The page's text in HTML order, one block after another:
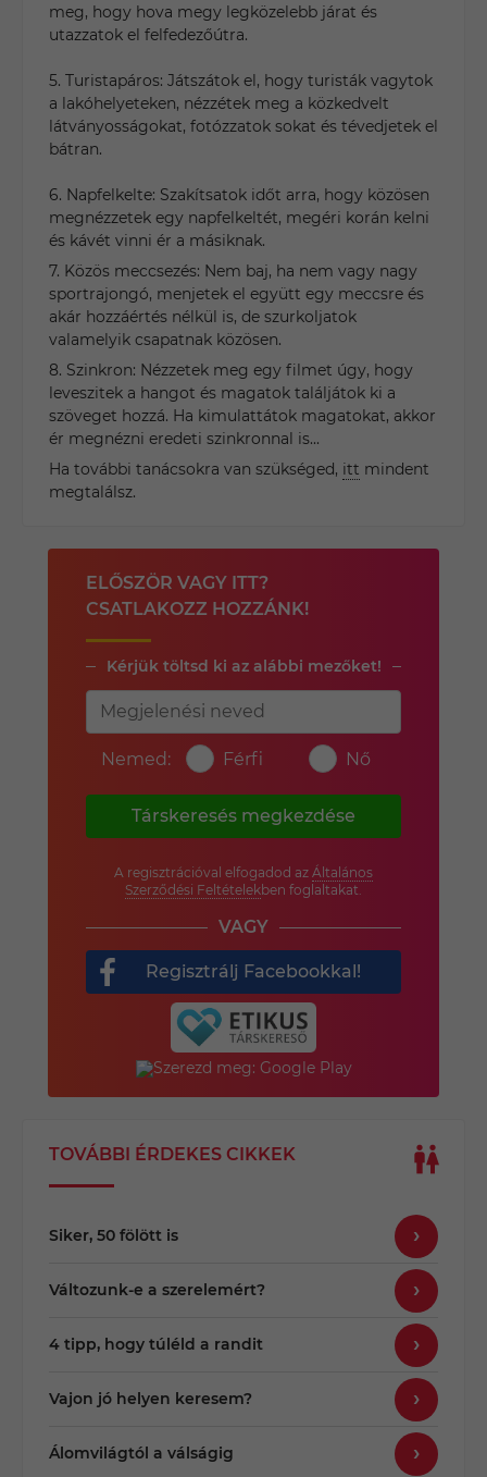
meg, hogy hova megy legközelebb járat és
utazzatok el felfedezőútra.
5. Turistapáros: Játszátok el, hogy turisták vagytok
a lakóhelyeteken, nézzétek meg a közkedvelt
látványosságokat, fotózzatok sokat és tévedjetek el
bátran.
6. Napfelkelte: Szakítsatok időt arra, hogy közösen
megnézzetek egy napfelkeltét, megéri korán kelni
és kávét vinni ér a másiknak.
7. Közös meccsezés: Nem baj, ha nem vagy nagy
sportrajongó, menjetek el együtt egy meccsre és
akár hozzáértés nélkül is, de szurkoljatok
valamelyik csapatnak közösen.
8. Szinkron: Nézzetek meg egy filmet úgy, hogy
leveszitek a hangot és magatok találjátok ki a
szöveget hozzá. Ha kimulattátok magatokat, akkor
ér megnézni eredeti szinkronnal is...
Ha további tanácsokra van szükséged, itt mindent
megtalálsz.
ELŐSZÖR VAGY ITT?
CSATLAKOZZ HOZZÁNK!
Kérjük töltsd ki az alábbi mezőket!
Nemed: Férfi Nő
Társkeresés megkezdése
A regisztrációval elfogadod az Általános
Szerződési Feltételekben foglaltakat.
VAGY
Regisztrálj Facebookkal!
TOVÁBBI ÉRDEKES CIKKEK
Siker, 50 fölött is
Változunk-e a szerelemért?
4 tipp, hogy túléld a randit
Vajon jó helyen keresem?
Álomvilágtól a válságig